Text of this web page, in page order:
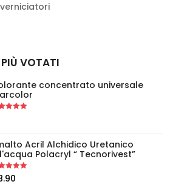
VOTATI
concentrato universale
5
Acril Alchidico Uretanico
Polacryl “ Tecnorivest”
5.00
of 5